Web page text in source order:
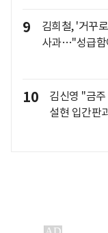
9
김희철, '거꾸
사과…"성급함
10
김신영 "금
설현 입간판